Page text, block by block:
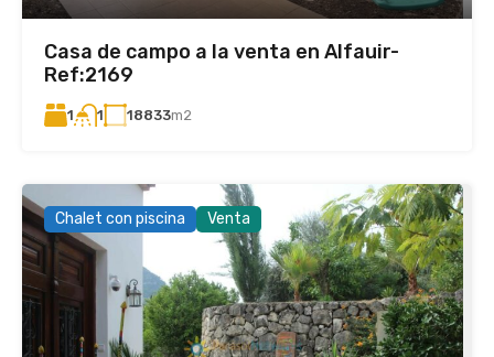
Casa de campo a la venta en Alfauir-
Ref:2169
1 1 18833m2
Chalet con piscina Venta